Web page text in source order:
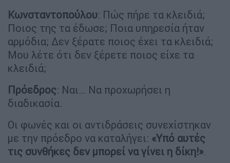
Κωνσταντοπούλου: Πώς πήρε τα κλειδιά;
Ποιος της τα έδωσε; Ποια υπηρεσία ήταν
αρμόδια; Δεν ξέρατε ποιος έχει τα κλειδιά;
Μου λέτε ότι δεν ξέρετε ποιος είχε τα
κλειδιά;
Πρόεδρος: Ναι… Να προχωρήσει η
διαδικασία.
Οι φωνές και οι αντιδράσεις συνεχίστηκαν
με την πρόεδρο να καταλήγει: «Υπό αυτές
τις συνθήκες δεν μπορεί να γίνει η δίκη!».